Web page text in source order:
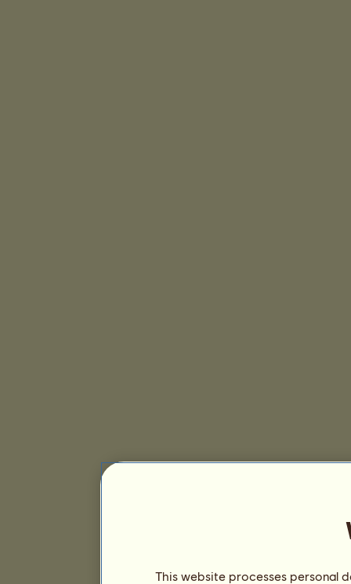
This website processes personal